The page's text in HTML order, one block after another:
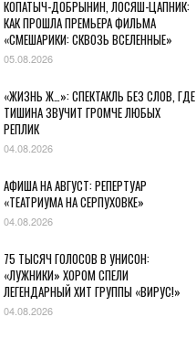
КОПАТЫЧ-ДОБРЫНИН, ЛОСЯШ-ЦАПНИК:
КАК ПРОШЛА ПРЕМЬЕРА ФИЛЬМА
«СМЕШАРИКИ: СКВОЗЬ ВСЕЛЕННЫЕ»
05.08.2026
«ЖИЗНЬ Ж…»: СПЕКТАКЛЬ БЕЗ СЛОВ, ГДЕ
ТИШИНА ЗВУЧИТ ГРОМЧЕ ЛЮБЫХ
РЕПЛИК
04.08.2026
АФИША НА АВГУСТ: РЕПЕРТУАР
«ТЕАТРИУМА НА СЕРПУХОВКЕ»
04.08.2026
75 ТЫСЯЧ ГОЛОСОВ В УНИСОН:
«ЛУЖНИКИ» ХОРОМ СПЕЛИ
ЛЕГЕНДАРНЫЙ ХИТ ГРУППЫ «ВИРУС!»
04.08.2026